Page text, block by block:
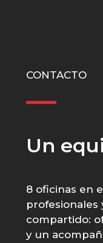
CONTACTO
Un
8 oficinas en
compartido:
y un